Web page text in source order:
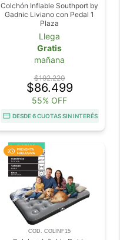
Colchón Inflable Southport by
Gadnic Liviano con Pedal 1
Plaza
Llega
Gratis
mañana
$192.220
$86.499
55% OFF
DESDE 6 CUOTAS SIN INTERÉS
COD. COLINF15